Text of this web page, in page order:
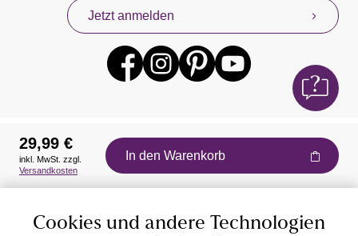
Jetzt anmelden
Auszeichnungen
29,99 €
inkl. MwSt. zzgl.
Versandkosten
In den Warenkorb
Cookies und andere Technologien